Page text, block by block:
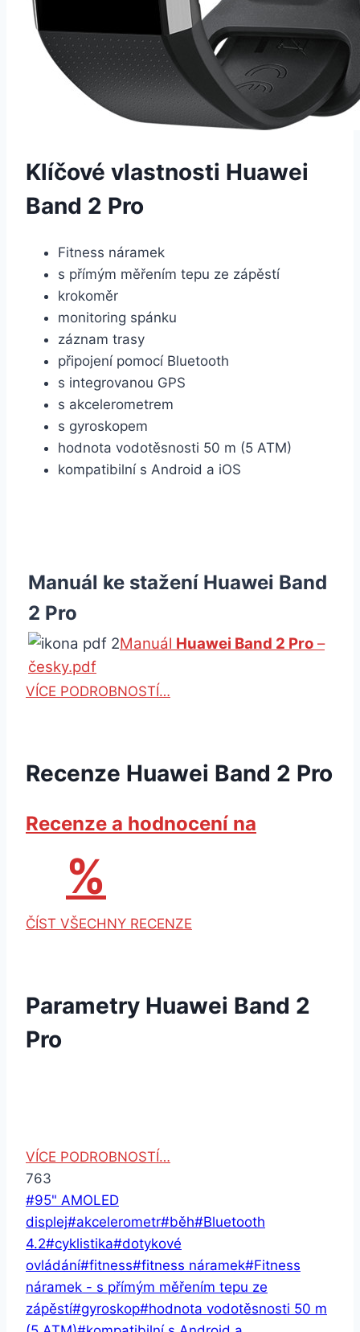
Klíčové vlastnosti Huawei
Band 2 Pro
Fitness náramek
s přímým měřením tepu ze zápěstí
krokoměr
monitoring spánku
záznam trasy
připojení pomocí Bluetooth
s integrovanou GPS
s akcelerometrem
s gyroskopem
hodnota vodotěsnosti 50 m (5 ATM)
kompatibilní s Android a iOS
Manuál ke stažení Huawei Band
2 Pro
Manuál Huawei Band 2 Pro –
česky.pdf
VÍCE PODROBNOSTÍ…
Recenze Huawei Band 2 Pro
Recenze a hodnocení na
%
ČÍST VŠECHNY RECENZE
Parametry Huawei Band 2
Pro
VÍCE PODROBNOSTÍ…
763
Štítky
příspěvků:
#95" AMOLED
displej#akcelerometr#běh#Bluetooth
4.2#cyklistika#dotykové
ovládání#fitness#fitness náramek#Fitness
náramek - s přímým měřením tepu ze
zápěstí#gyroskop#hodnota vodotěsnosti 50 m